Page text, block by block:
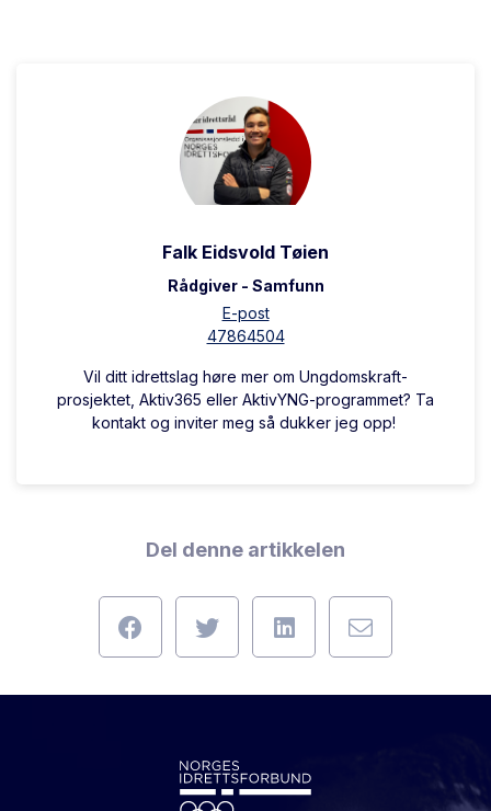
Falk Eidsvold Tøien
Rådgiver - Samfunn
E-post
47864504
Vil ditt idrettslag høre mer om Ungdomskraft-
prosjektet, Aktiv365 eller AktivYNG-programmet? Ta
kontakt og inviter meg så dukker jeg opp!
Del denne artikkelen